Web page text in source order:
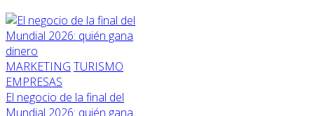
MARKETING TURISMO
EMPRESAS
El negocio de la final del
Mundial 2026: quién gana